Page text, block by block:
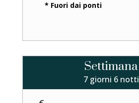
* Fuori dai ponti
Settimana
7 giorni 6 notti